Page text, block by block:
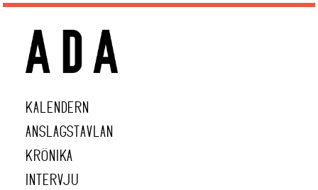
KALENDERN
ANSLAGSTAVLAN
KRÖNIKA
INTERVJU